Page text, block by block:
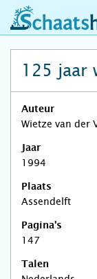
125 jaar
Auteur
Wietze van der
Jaar
1994
Plaats
Assendelft
Pagina's
147
Talen